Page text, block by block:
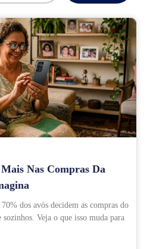
Nas Compras Da
dos avós decidem as compras do
Veja o que isso muda para